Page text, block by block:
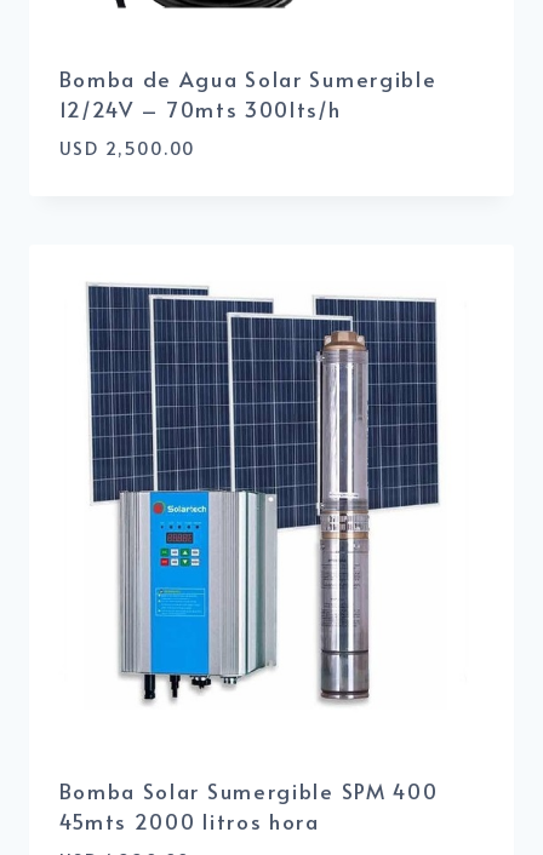
Bomba de Agua Solar Sumergible
12/24V – 70mts 300lts/h
USD 2,500.00
Bomba Solar Sumergible SPM 400
45mts 2000 litros hora